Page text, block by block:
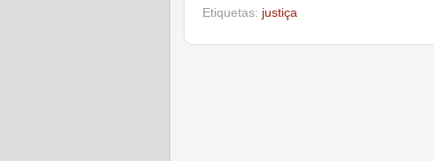
Etiquetas: justiça